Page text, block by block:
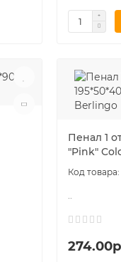
Пенал 1
"Pink"